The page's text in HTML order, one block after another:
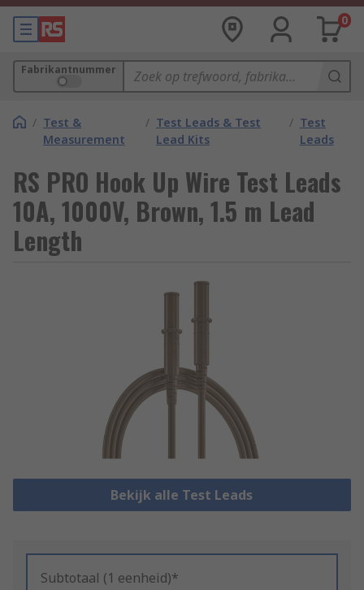
0
Fabrikantnummer
/ Test &
Measurement
/ Test Leads & Test
Lead Kits
/ Test
Leads
RS PRO Hook Up Wire Test Leads
10A, 1000V, Brown, 1.5 m Lead
Length
Bekijk alle Test Leads
Subtotaal (1 eenheid)*